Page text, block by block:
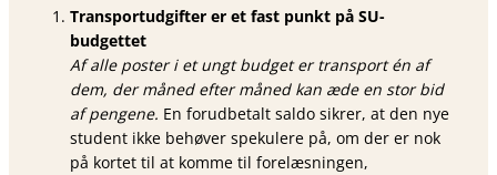
Transportudgifter er et fast punkt på SU-
budgettet
Af alle poster i et ungt budget er transport én af
dem, der måned efter måned kan æde en stor bid
af pengene. En forudbetalt saldo sikrer, at den nye
student ikke behøver spekulere på, om der er nok
på kortet til at komme til forelæsningen,